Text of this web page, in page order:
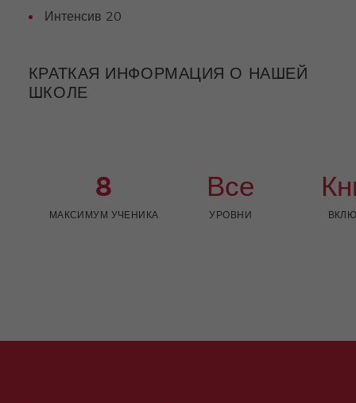
Интенсив 20
КРАТКАЯ ИНФОРМАЦИЯ О НАШЕЙ
ШКОЛЕ
8
МАКСИМУМ УЧЕНИКА
Все
УРОВНИ